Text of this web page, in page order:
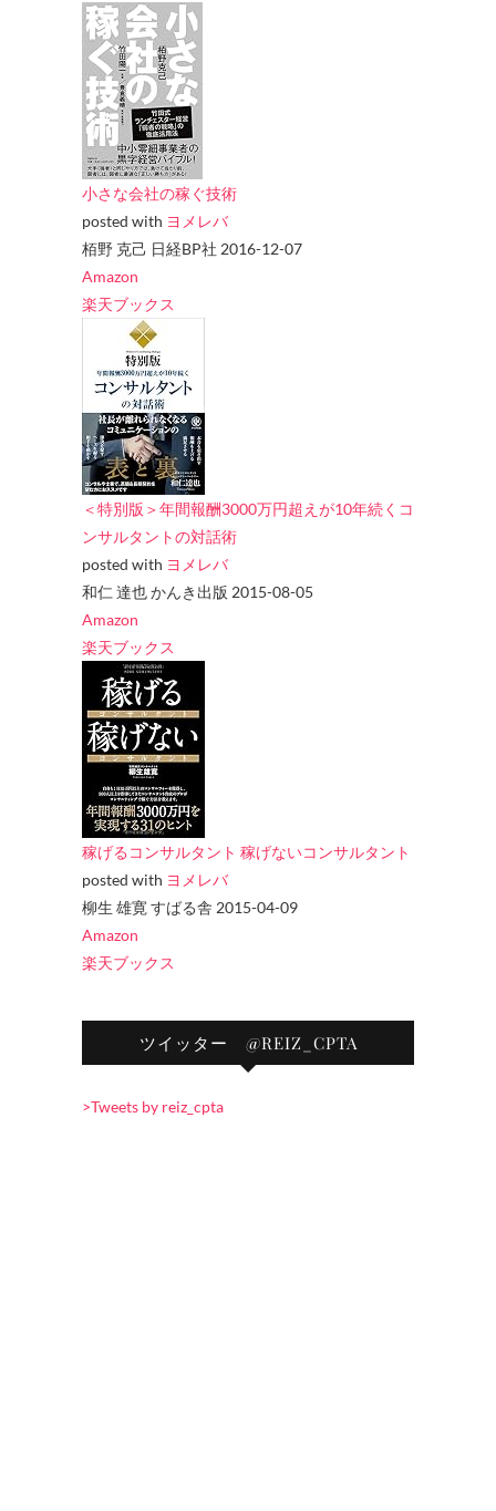
小さな会社の稼ぐ技術
posted with ヨメレバ
栢野 克己 日経BP社 2016-12-07
Amazon
楽天ブックス
＜特別版＞年間報酬3000万円超えが10年続くコ
ンサルタントの対話術
posted with ヨメレバ
和仁 達也 かんき出版 2015-08-05
Amazon
楽天ブックス
稼げるコンサルタント 稼げないコンサルタント
posted with ヨメレバ
柳生 雄寛 すばる舎 2015-04-09
Amazon
楽天ブックス
ツイッター @REIZ_CPTA
>Tweets by reiz_cpta